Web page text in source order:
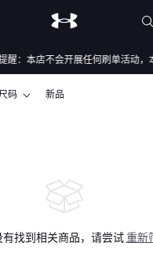
：本店不会开展任何刷单活动
码 新品
有找到相关商品，请尝试 重新